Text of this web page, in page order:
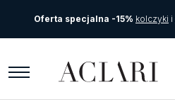
Oferta specjalna -15% kolczyki i